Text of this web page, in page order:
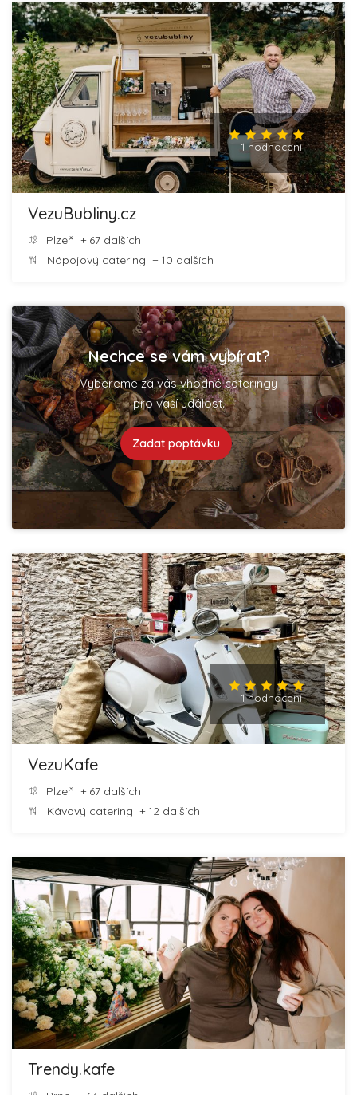
1 hodnocení
VezuBubliny.cz
Plzeň + 67 dalších
Nápojový catering + 10 dalších
Nechce se vám vybírat?
Vybereme za vás vhodné cateringy
pro vaší událost.
Zadat poptávku
1 hodnocení
VezuKafe
Plzeň + 67 dalších
Kávový catering + 12 dalších
Trendy.kafe